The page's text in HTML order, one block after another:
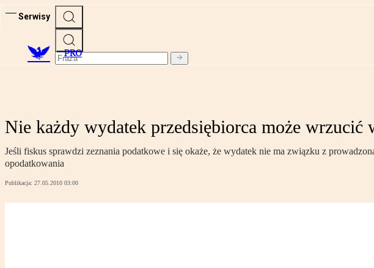
Serwisy
PRO
Nie każdy wydatek przedsiębiorca może wrzucić
Jeśli fiskus sprawdzi zeznania podatkowe i się okaże, że wydatek nie ma związku z
opodatkowania
Publikacja: 27.05.2010 03:00